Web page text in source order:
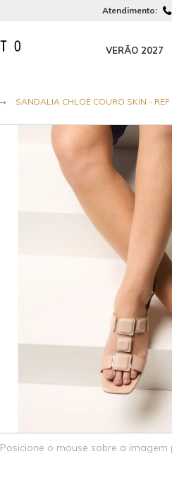
Atendimento:
VERÃO 2027
SANDALIA CHLOE COURO SKIN -
Posicione o mouse sobre a